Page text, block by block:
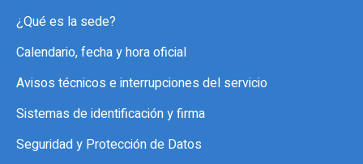
¿Qué es la sede?
Calendario, fecha y hora oficial
Avisos técnicos e interrupciones del servicio
Sistemas de identificación y firma
Seguridad y Protección de Datos